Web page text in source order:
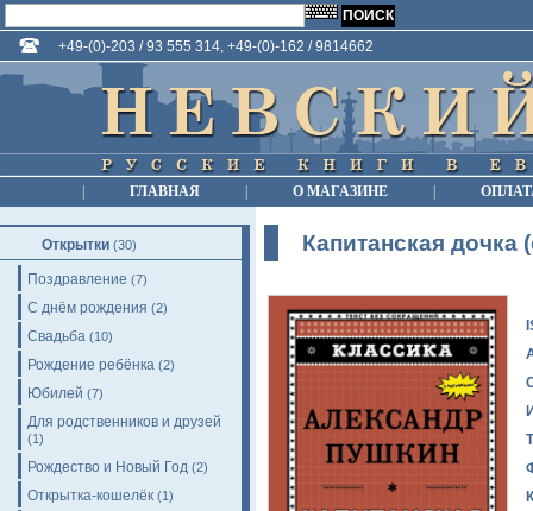
+49-(0)-203 / 93 555 314, +49-(0)-162 / 9814662
ГЛАВНАЯ О МАГАЗИНЕ
Открытки (30)
Поздравление (7)
С днём рождения (2)
Свадьба (10)
Рождение ребёнка (2)
Юбилей (7)
Для родственников и друзей
(1)
Рождество и Новый Год (2)
Открытка-кошелёк (1)
Капитанская дочка